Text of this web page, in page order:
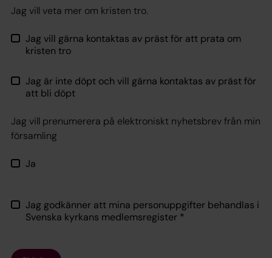
Jag vill veta mer om kristen tro.
Jag vill gärna kontaktas av präst för att prata om
kristen tro
Jag är inte döpt och vill gärna kontaktas av präst för
att bli döpt
Jag vill prenumerera på elektroniskt nyhetsbrev från min
församling
Ja
Jag godkänner att mina personuppgifter behandlas i
Svenska kyrkans medlemsregister *